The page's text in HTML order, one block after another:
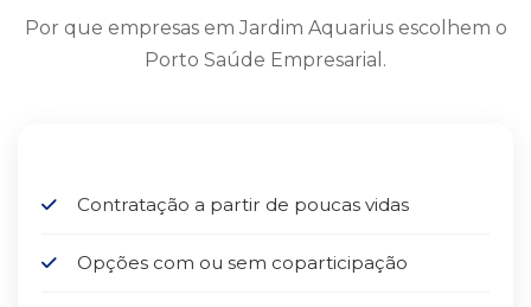
Por que empresas em Jardim Aquarius escolhem o
Porto Saúde Empresarial.
Contratação a partir de poucas vidas
Opções com ou sem coparticipação